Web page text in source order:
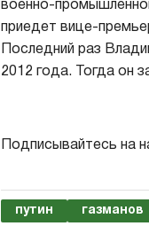
военно-
приедет вице-
Последний раз
2012 года. Тогда он
Подписывайтесь на
путин газманов